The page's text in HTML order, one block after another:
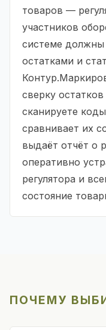
товаров —
участников
системе должны
остатками и
сверку
сканируете
сравнивает их
выдаёт отчёт о
оперативно
регулятора и
состояние
ПОЧЕМУ